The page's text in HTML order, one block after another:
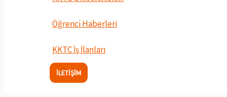
Öğrenci Haberleri
KKTC İş İlanları
İLETIŞIM